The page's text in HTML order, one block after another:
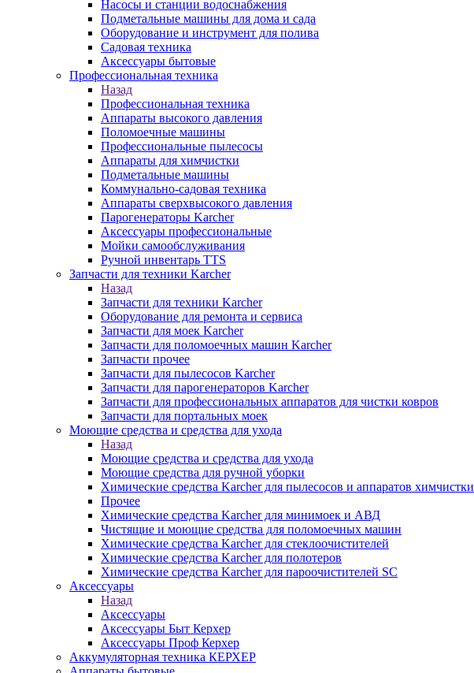
Насосы и станции водоснабжения
Подметальные машины для дома и сада
Оборудование и инструмент для полива
Садовая техника
Аксессуары бытовые
Профессиональная техника
Назад
Профессиональная техника
Аппараты высокого давления
Поломоечные машины
Профессиональные пылесосы
Аппараты для химчистки
Подметальные машины
Коммунально-садовая техника
Аппараты сверхвысокого давления
Парогенераторы Karcher
Аксессуары профессиональные
Мойки самообслуживания
Ручной инвентарь TTS
Запчасти для техники Karcher
Назад
Запчасти для техники Karcher
Оборудование для ремонта и сервиса
Запчасти для моек Karcher
Запчасти для поломоечных машин Karcher
Запчасти прочее
Запчасти для пылесосов Karcher
Запчасти для парогенераторов Karcher
Запчасти для профессиональных аппаратов для чистки ковров
Запчасти для портальных моек
Моющие средства и средства для ухода
Назад
Моющие средства и средства для ухода
Моющие средства для ручной уборки
Химические средства Karcher для пылесосов и аппаратов химчистки
Прочее
Химические средства Karcher для минимоек и АВД
Чистящие и моющие средства для поломоечных машин
Химические средства Karcher для стеклоочистителей
Химические средства Karcher для полотеров
Химические средства Karcher для пароочистителей SC
Аксессуары
Назад
Аксессуары
Аксессуары Быт Керхер
Аксессуары Проф Керхер
Аккумуляторная техника КЕРХЕР